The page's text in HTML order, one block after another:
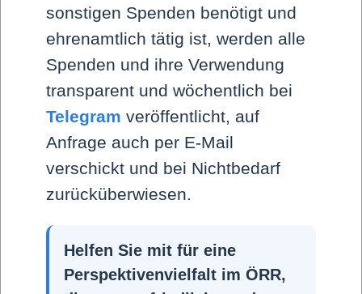
Hintergrund
Freie Presse
Video
Impressum
Datenschutz
Spenden
Über uns
sonstigen Spenden benötigt und
ehrenamtlich tätig ist, werden alle
Spenden und ihre Verwendung
transparent und wöchentlich bei
Telegram veröffentlicht, auf
Anfrage auch per E-Mail
verschickt und bei Nichtbedarf
zurücküberwiesen.
Helfen Sie mit für eine
Perspektivenvielfalt im ÖRR,